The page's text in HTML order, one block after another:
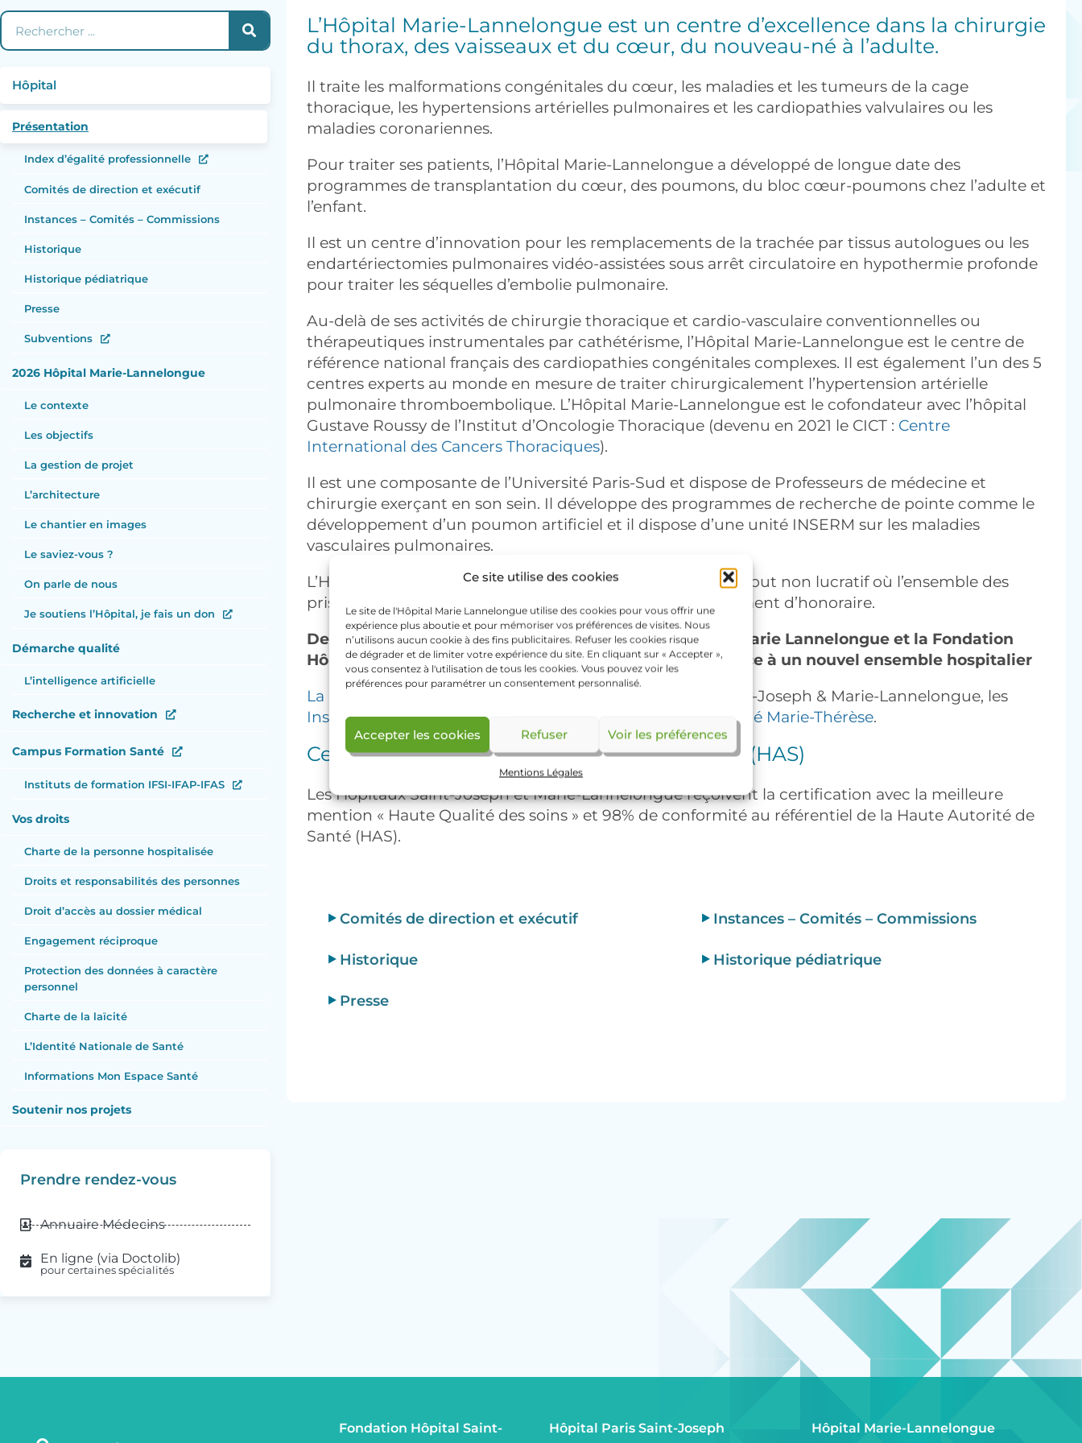
Ce site utilise des cookies
Le site de l'Hôpital Marie Lannelongue utilise des cookies pour vous offrir une
expérience plus aboutie et pour mémoriser vos préférences de visites. Nous
n’utilisons aucun cookie à des fins publicitaires. Refuser les cookies risque
de dégrader et de limiter votre expérience du site. En cliquant sur « Accepter »,
vous consentez à l'utilisation de tous les cookies. Vous pouvez voir les
préférences pour paramétrer un consentement personnalisé.
Accepter les cookies Refuser Voir les préférences
Mentions Légales
Rechercher
Hôpital
Présentation
Index d’égalité professionnelle
Comités de direction et exécutif
Instances – Comités – Commissions
Historique
Historique pédiatrique
Presse
Subventions
2026 Hôpital Marie-Lannelongue
Le contexte
Les objectifs
La gestion de projet
L’architecture
Le chantier en images
Le saviez-vous ?
On parle de nous
Je soutiens l’Hôpital, je fais un don
Démarche qualité
L’intelligence artificielle
Recherche et innovation
Campus Formation Santé
Instituts de formation IFSI-IFAP-IFAS
Vos droits
Charte de la personne hospitalisée
Droits et responsabilités des personnes
Droit d’accès au dossier médical
Engagement réciproque
Protection des données à caractère
personnel
Charte de la laïcité
L’Identité Nationale de Santé
Informations Mon Espace Santé
Soutenir nos projets
Prendre rendez-vous
Annuaire Médecins
En ligne (via Doctolib)
pour certaines spécialités
L’Hôpital Marie-Lannelongue est un centre d’excellence dans la chirurgie
du thorax, des vaisseaux et du cœur, du nouveau-né à l’adulte.
Il traite les malformations congénitales du cœur, les maladies et les tumeurs de la cage
thoracique, les hypertensions artérielles pulmonaires et les cardiopathies valvulaires ou les
maladies coronariennes.
Pour traiter ses patients, l’Hôpital Marie-Lannelongue a développé de longue date des
programmes de transplantation du cœur, des poumons, du bloc cœur-poumons chez l’adulte et
l’enfant.
Il est un centre d’innovation pour les remplacements de la trachée par tissus autologues ou les
endartériectomies pulmonaires vidéo-assistées sous arrêt circulatoire en hypothermie profonde
pour traiter les séquelles d’embolie pulmonaire.
Au-delà de ses activités de chirurgie thoracique et cardio-vasculaire conventionnelles ou
thérapeutiques instrumentales par cathétérisme, l’Hôpital Marie-Lannelongue est le centre de
référence national français des cardiopathies congénitales complexes. Il est également l’un des 5
centres experts au monde en mesure de traiter chirurgicalement l’hypertension artérielle
pulmonaire thromboembolique. L’Hôpital Marie-Lannelongue est le cofondateur avec l’hôpital
Gustave Roussy de l’Institut d’Oncologie Thoracique (devenu en 2021 le CICT : Centre
International des Cancers Thoraciques).
Il est une composante de l’Université Paris-Sud et dispose de Professeurs de médecine et
chirurgie exerçant en son sein. Il développe des programmes de recherche de pointe comme le
développement d’un poumon artificiel et il dispose d’une unité INSERM sur les maladies
vasculaires pulmonaires.
L’Hôpital Marie-Lannelongue est un établissement privé à but non lucratif où l’ensemble des
prises en charge hospitalières se fait sans aucun dépassement d’honoraire.
Depuis le 1erjanvier 2020, la fusion entre l’Association Marie Lannelongue et la Fondation
Hôpital Saint-Joseph est effective. Elle a donné naissance à un nouvel ensemble hospitalier
La Fondation Hôpital Saint-Joseph
gère les Hôpitaux Saint-Joseph & Marie-Lannelongue, les
Instituts de Formations diplômantes
Centres de santé Marie-Thérèse.
Certification par la Haute Autorité de Santé (HAS)
Les Hôpitaux Saint-Joseph et Marie-Lannelongue reçoivent la certification avec la meilleure
mention « Haute Qualité des soins » et 98% de conformité au référentiel de la Haute Autorité de
Santé (HAS).
Comités de direction et exécutif Instances – Comités – Commissions
Historique Historique pédiatrique
Presse
Fondation Hôpital Saint-
Hôpital Paris Saint-Joseph Hôpital Marie-Lannelongue